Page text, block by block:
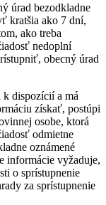
úrad bezodkladne
kratšia ako 7 dní,
ako treba
nedoplní
obecný úrad
k dispozícií a má
získať, postúpi
osobe, ktorá
odmietne
oznámené
informácie vyžaduje,
o sprístupnenie
za sprístupnenie